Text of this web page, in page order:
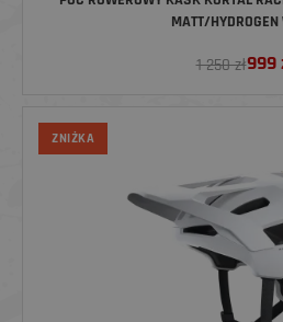
MATT/HYDROGEN
1 250 zł999
ZNIŻKA